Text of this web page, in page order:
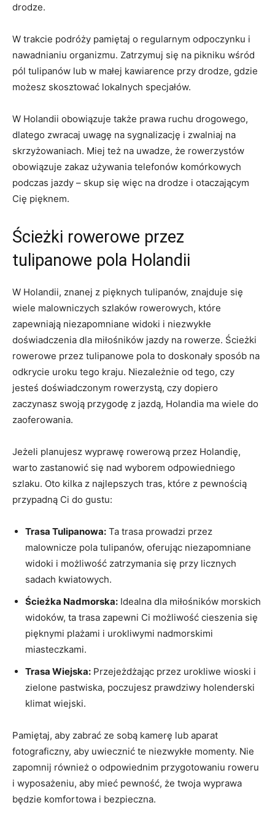
‌drodze.
W trakcie podróży pamiętaj o regularnym odpoczynku i
nawadnianiu ⁢organizmu. Zatrzymuj się na pikniku ⁣wśród
pól⁢ tulipanów⁢ lub w ⁢małej kawiarence‌ przy drodze, gdzie
możesz skosztować lokalnych⁣ specjałów.
W Holandii⁣ obowiązuje także prawa ruchu drogowego,
dlatego zwracaj uwagę⁣ na sygnalizację i zwalniaj na
skrzyżowaniach. Miej też na uwadze, ⁤że rowerzystów
obowiązuje zakaz używania‍ telefonów komórkowych
podczas jazdy⁤ – skup się więc na drodze i otaczającym
Cię pięknem.
Ścieżki rowerowe przez
tulipanowe pola Holandii
W Holandii, znanej z pięknych tulipanów, znajduje się
wiele malowniczych‍ szlaków rowerowych, które
zapewniają niezapomniane widoki i niezwykłe
doświadczenia ⁤dla ​miłośników ​jazdy ‌na rowerze. ‍Ścieżki
rowerowe ​przez ​tulipanowe pola to doskonały sposób na
odkrycie uroku tego kraju. Niezależnie⁢ od tego,‌ czy
jesteś‌ doświadczonym rowerzystą, ​czy dopiero
zaczynasz swoją przygodę z jazdą, ⁣Holandia ⁢ma wiele‌ do
zaoferowania.
Jeżeli planujesz wyprawę rowerową przez Holandię,⁢
warto zastanowić się nad wyborem⁤ odpowiedniego‍
szlaku. Oto kilka z najlepszych tras, które z pewnością
przypadną Ci do gustu:
Trasa Tulipanowa: Ta trasa prowadzi przez
malownicze pola tulipanów, oferując niezapomniane
widoki i ​możliwość‍ zatrzymania się przy licznych
sadach kwiatowych.
Ścieżka Nadmorska: Idealna dla miłośników morskich
widoków, ⁢ta trasa zapewni Ci możliwość⁢ cieszenia się
pięknymi plażami i ‌urokliwymi nadmorskimi
miasteczkami.
Trasa Wiejska: Przejeżdżając ‍przez urokliwe wioski i⁤
zielone pastwiska, poczujesz prawdziwy holenderski‍
klimat wiejski.
Pamiętaj,‌ aby zabrać ze sobą kamerę lub aparat
fotograficzny,‌ aby uwiecznić te niezwykłe momenty. Nie
‌zapomnij ‌również ⁣o odpowiednim przygotowaniu roweru
‌i wyposażeniu, aby mieć pewność, że twoja wyprawa
⁣będzie komfortowa i ‌bezpieczna.